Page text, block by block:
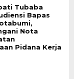
Tubaba
Bapas
Nota
Pidana Kerja